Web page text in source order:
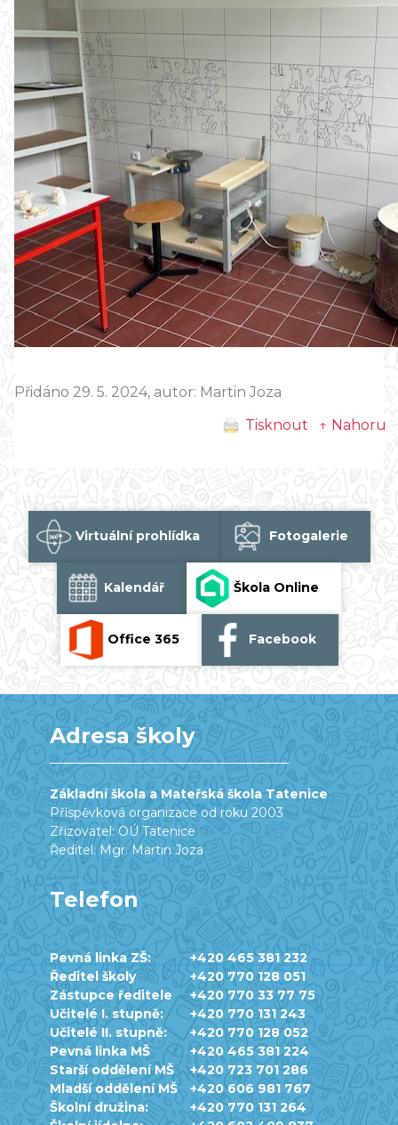
Přidáno 29. 5. 2024, autor: Martin Joza
Tisknout
↑ Nahoru
Virtuální prohlídka Fotogalerie
Kalendář Škola Online
Office 365 Facebook
Adresa školy
Základní škola a Mateřská škola Tatenice
Příspěvková organizace od roku 2003
Zřizovatel: OÚ Tatenice
Ředitel: Mgr. Martin Joza
Telefon
Pevná linka ZŠ:
+420 465 381 232
Ředitel školy
+420 770 128 051
Zástupce ředitele
+420 770 33 77 75
Učitelé I. stupně:
+420 770 131 243
Učitelé II. stupně:
+420 770 128 052
Pevná linka MŠ
+420 465 381 224
Starší oddělení MŠ
+420 723 701 286
Mladší oddělení MŠ
+420 606 981 767
Školní družina:
+420 770 131 264